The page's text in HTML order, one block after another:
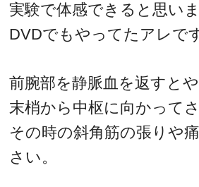
実験で体感できると思いま
DVDでもやってたアレで
前腕部を静脈血を返すとや
末梢から中枢に向かって
その時の斜角筋の張りや
さい。